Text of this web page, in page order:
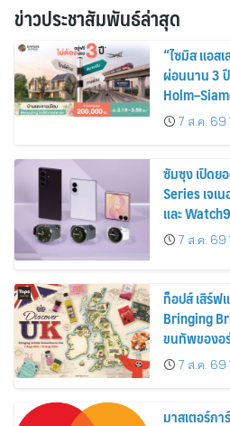
ข่าวประชาสัมพันธ์ล่าสุด
“ไซมิส แอส
ผ่อนนาน 3 ปี
ส่วนลดและสิ
2569
7 ส.ค. 69
ซัมซุง เปิดย
Series เจเ
และ
30%7 ส.ค. 69
ท็อปส์ เสิร์ฟ
Bringing
ขนทัพของอ
อาณาจักร ส่
สิงหาคมนี้
7 ส.ค. 69
มาสเตอร์ก